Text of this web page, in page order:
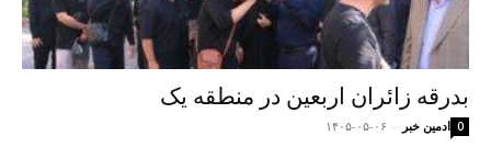
بدرقه زائران اربعین در منطقه یک
ادمین خبر - ۱۴۰۵-۰۵-۰۶ 0